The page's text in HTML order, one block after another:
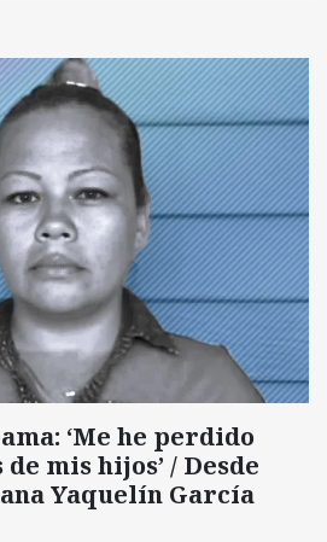
‘Me he perdido
mis hijos’ / Desde
Yaquelín García